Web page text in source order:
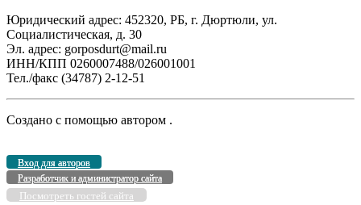
Юридический адрес: 452320, РБ, г. Дюртюли, ул.
Социалистическая, д. 30
Эл. адрес: gorposdurt@mail.ru
ИНН/КПП 0260007488/026001001
Тел./факс (34787) 2-12-51
Создано с помощью автором .
Вход для авторов
Разработчик и администратор сайта
Посмотреть гостей сайта